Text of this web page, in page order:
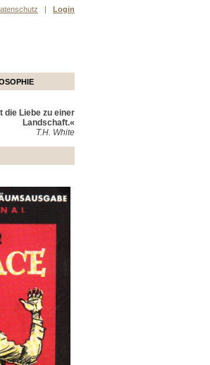
| Login
die Liebe zu einer
Landschaft.«
T.H. White